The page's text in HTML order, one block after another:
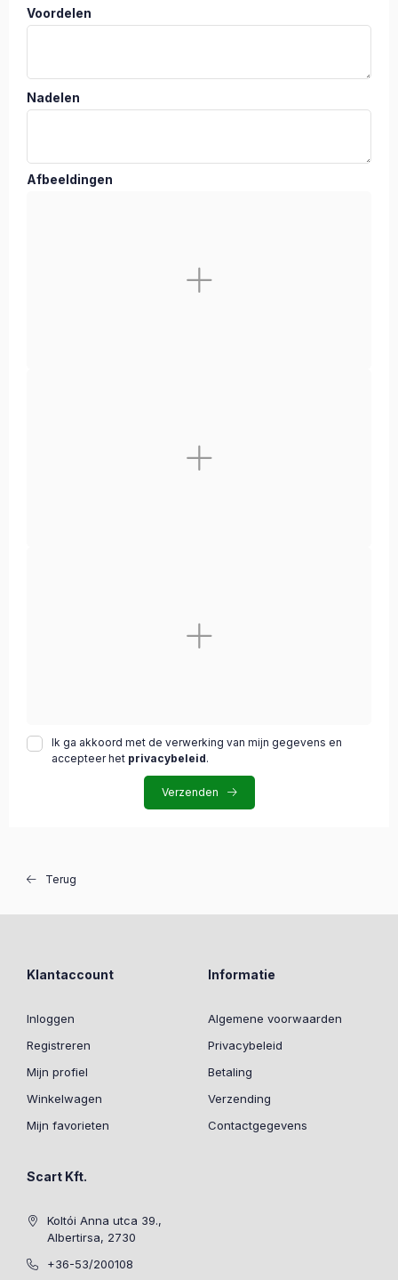
Voordelen
Nadelen
Afbeeldingen
Ik ga akkoord met de verwerking van mijn gegevens en
accepteer het privacybeleid.
Verzenden
Terug
Klantaccount
Inloggen
Registreren
Mijn profiel
Winkelwagen
Mijn favorieten
Informatie
Algemene voorwaarden
Privacybeleid
Betaling
Verzending
Contactgegevens
Scart Kft.
Koltói Anna utca 39.,
Albertirsa, 2730
+36-53/200108